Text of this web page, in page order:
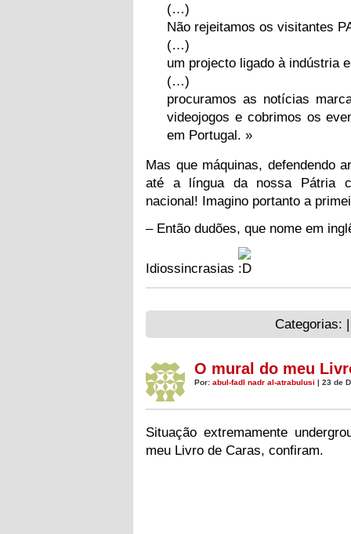
(…)
Não rejeitamos os visitantes
(…)
um projecto ligado à indústria
(…)
procuramos as notícias
videojogos e cobrimos os
em Portugal. »
Mas que máquinas, defendendo
até a língua da nossa Pátria
nacional! Imagino portanto a
– Então dudões, que nome em
Idiossincrasias
Categorias:
O mural do meu
Por: abul-fadl nadr al-atrabulusi | 23 de
Situação extremamente
meu Livro de Caras, confiram.